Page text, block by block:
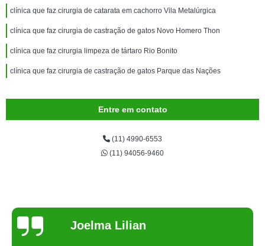
clínica que faz cirurgia de catarata em cachorro Vila Metalúrgica
clínica que faz cirurgia de castração de gatos Novo Homero Thon
clínica que faz cirurgia limpeza de tártaro Rio Bonito
clínica que faz cirurgia de castração de gatos Parque das Nações
Entre em contato
(11) 4990-6553
(11) 94056-9460
Joelma Lilian